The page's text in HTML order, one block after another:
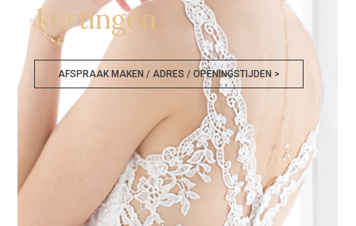
kortingen
AFSPRAAK MAKEN / ADRES / OPENINGSTIJDEN >